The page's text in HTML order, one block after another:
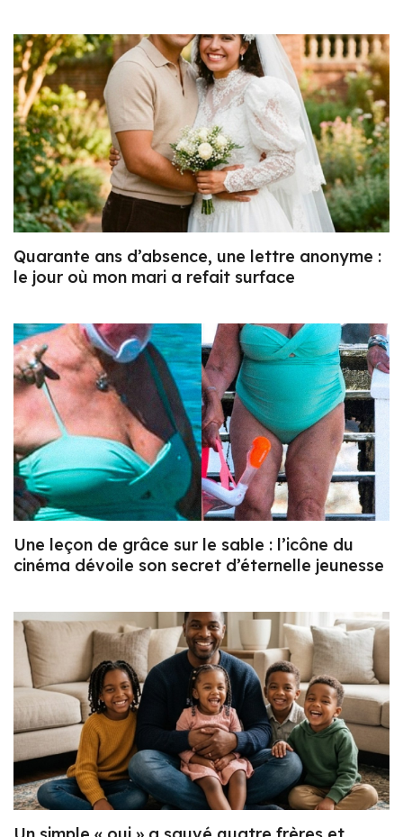
Quarante ans d’absence, une lettre anonyme :
le jour où mon mari a refait surface
Une leçon de grâce sur le sable : l’icône du
cinéma dévoile son secret d’éternelle jeunesse